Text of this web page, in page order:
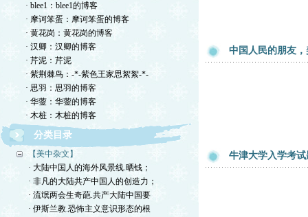
· blee1：blee1的博客
· 摩诃笨蛋：摩诃笨蛋的博客
· 黄花岗：黄花岗的博客
· 汉卿：汉卿的博客
· 芹泥：芹泥
· 紫荆棘鸟：-*-紫色王家思絮絮-*-
· 思羽：思羽的博客
· 华蓥：华蓥的博客
· 木桩：木桩的博客
分类目录
【美中杂文】
· 大陆中国人的海外风景线.晒钱；
· 非凡的大陆共产中国人的创造力；
· 流氓两会生奇葩.共产大陆中国要
· 伊斯兰教.恐怖主义意识形态的根
中国人民的朋友
牛津大学入学考